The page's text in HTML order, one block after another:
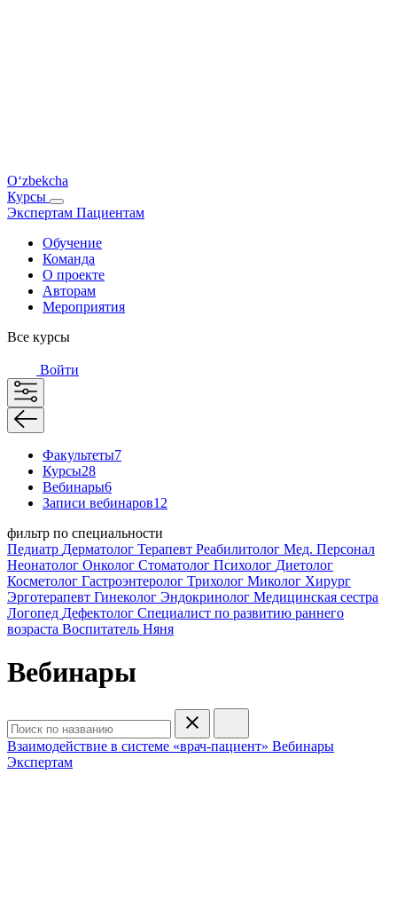
O‘zbekcha
Курсы
Экспертам Пациентам
Обучение
Команда
О проекте
Авторам
Мероприятия
Все курсы
Войти
Факультеты7
Курсы28
Вебинары6
Записи вебинаров12
фильтр по специальности
Педиатр Дерматолог Терапевт Реабилитолог Мед. Персонал
Неонатолог Онколог Стоматолог Психолог Диетолог
Косметолог Гастроэнтеролог Трихолог Миколог Хирург
Эрготерапевт Гинеколог Эндокринолог Медицинская сестра
Логопед Дефектолог Специалист по развитию раннего
возраста Воспитатель Няня
Вебинары
Взаимодействие в системе «врач-пациент» Вебинары
Экспертам